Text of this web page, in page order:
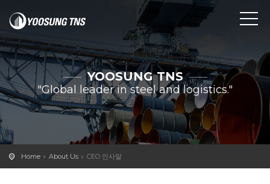
YOOSUNG TNS
"Global leader in steel and logistics."
Home About Us CEO 인사말